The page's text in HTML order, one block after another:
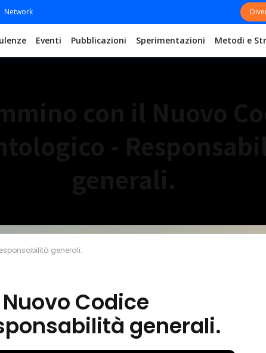
Network
Eventi Pubblicazioni Sperimentazioni Metodi e
generali.
Codice
generali.